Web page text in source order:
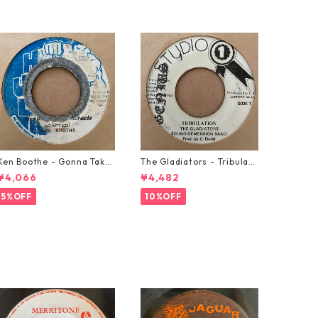
Boothe - Gonna Take
Miracle【7-21362】
5%OFF
The Gladiators - Tribulati
on【7-21365】
¥4,482
10%OFF